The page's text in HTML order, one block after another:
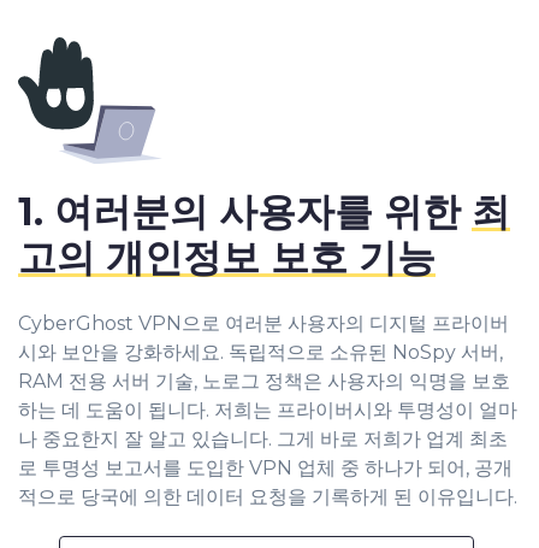
1. 여러분의 사용자를 위한 최
고의 개인정보 보호 기능
CyberGhost VPN으로 여러분 사용자의 디지털 프라이버
시와 보안을 강화하세요. 독립적으로 소유된 NoSpy 서버,
RAM 전용 서버 기술, 노로그 정책은 사용자의 익명을 보호
하는 데 도움이 됩니다. 저희는 프라이버시와 투명성이 얼마
나 중요한지 잘 알고 있습니다. 그게 바로 저희가 업계 최초
로 투명성 보고서를 도입한 VPN 업체 중 하나가 되어, 공개
적으로 당국에 의한 데이터 요청을 기록하게 된 이유입니다.